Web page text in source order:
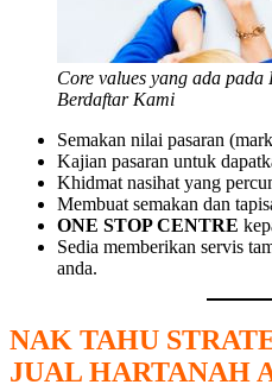
Core values yang ada
Berdaftar Kami
Semakan nilai pasaran
Kajian pasaran untuk
Khidmat nasihat yang
Membuat semakan dan
ONE STOP CENTRE
Sedia memberikan servis
anda.
NAK TAHU
JUAL HARTANAH